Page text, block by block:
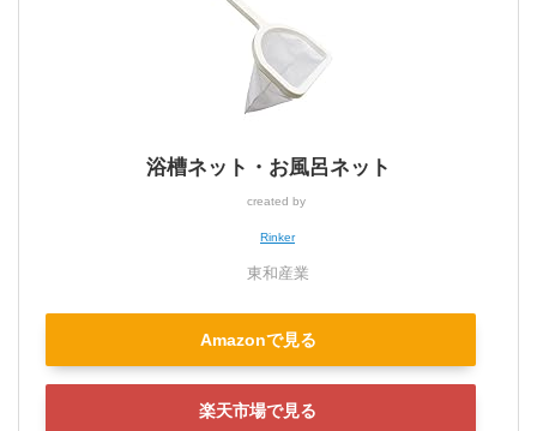
浴槽ネット・お風呂ネット
created by
Rinker
東和産業
Amazonで見る
楽天市場で見る